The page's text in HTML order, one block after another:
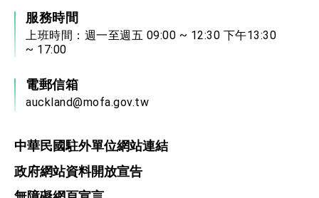
服務時間
上班時間：週一至週五 09:00 ~ 12:30 下午13:30
~ 17:00
電郵信箱
auckland@mofa.gov.tw
中華民國駐外單位網站連結
政府網站資料開放宣告